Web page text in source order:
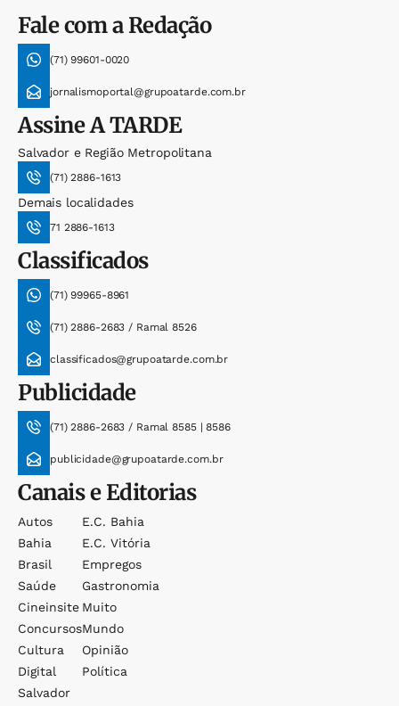
Fale com a Redação
(71) 99601-0020
jornalismoportal@grupoatarde.com.br
AssineA TARDE
Salvador e Região Metropolitana
(71) 2886-1613
Demais localidades
71 2886-1613
Classificados
(71) 99965-8961
(71) 2886-2683 / Ramal 8526
classificados@grupoatarde.com.br
Publicidade
(71) 2886-2683 / Ramal 8585 | 8586
publicidade@grupoatarde.com.br
Canais e Editorias
Autos
Bahia
Brasil
Saúde
Cineinsite
Concursos
Cultura
Digital
Salvador
E.c. Bahia
E.c. Vitória
Empregos
Gastronomia
Muito
Mundo
Opinião
Política